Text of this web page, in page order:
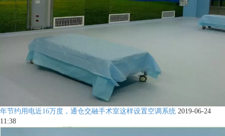
年节约用电近16万度，通仓交融手术室这样设置空调系统 2019-06-24
11:38